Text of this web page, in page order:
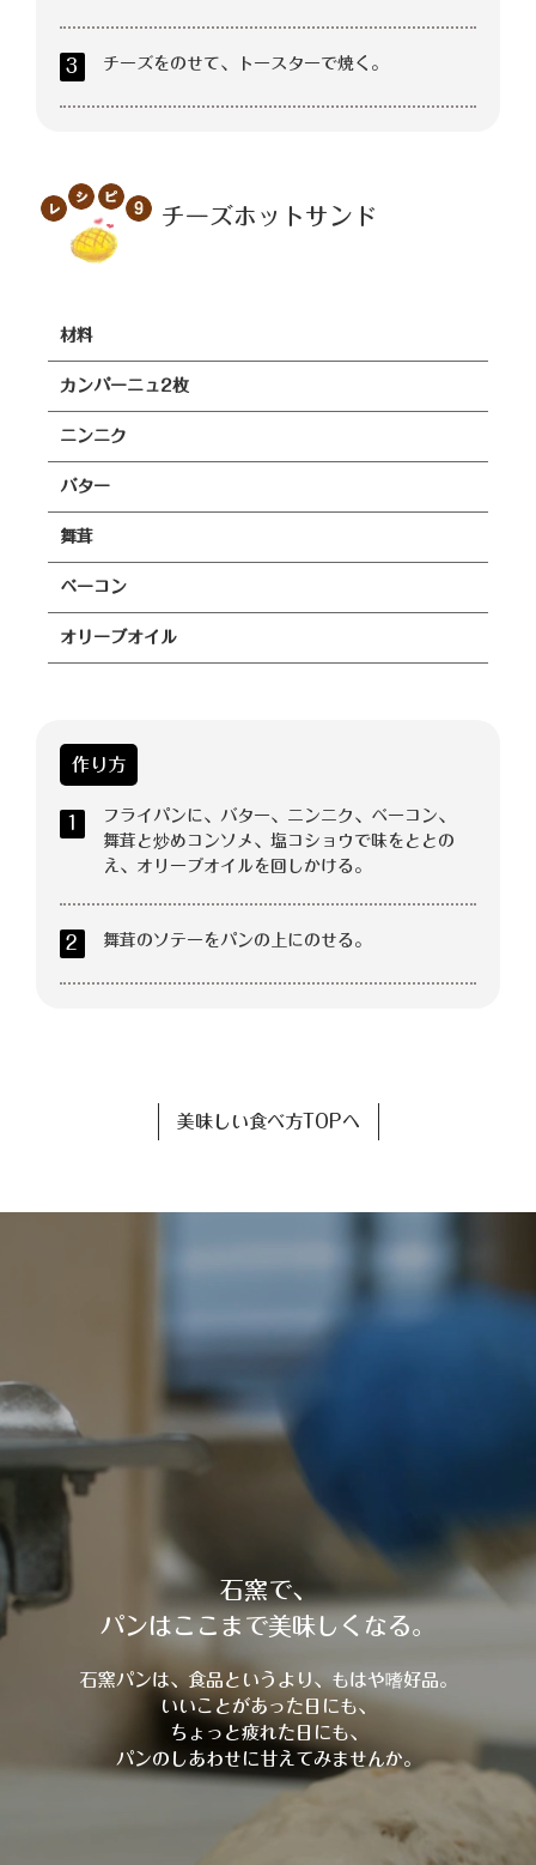
3 チーズをのせて、トースターで焼く。
チーズホットサンド
材料
カンパーニュ2枚
ニンニク
バター
舞茸
ベーコン
オリーブオイル
作り方
1
フライパンに、バター、ニンニク、ベーコン、
舞茸と炒めコンソメ、塩コショウで味をととの
え、オリーブオイルを回しかける。
2 舞茸のソテーをパンの上にのせる。
美味しい食べ方TOPへ
石窯で、
パンはここまで美味しくなる。
石窯パンは、食品というより、もはや嗜好品。
いいことがあった日にも、
ちょっと疲れた日にも、
パンのしあわせに甘えてみませんか。